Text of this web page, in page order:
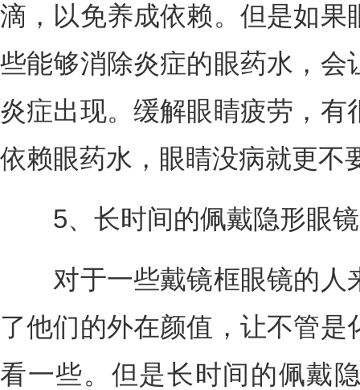
滴，以免养成依赖。但是如果
些能够消除炎症的眼药水，会
炎症出现。缓解眼睛疲劳，
依赖眼药水，眼睛没病就更不
5、长时间的佩戴隐形眼镜
对于一些戴镜框眼镜的人
了他们的外在颜值，让不管
看一些。但是长时间的佩戴